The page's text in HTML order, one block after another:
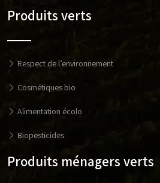
Produits verts
Respect de l’environnement
Cosmétiques bio
Alimentation écolo
Biopesticides
Produits ménagers verts